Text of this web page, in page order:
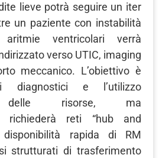
lieve potrà seguire un iter
un paziente con instabilità
ventricolari verrà
verso UTIC, imaging
meccanico. L’obiettivo è
e l’utilizzo
delle risorse, ma
richiederà reti “hub and
disponibilità rapida di RM
strutturati di trasferimento